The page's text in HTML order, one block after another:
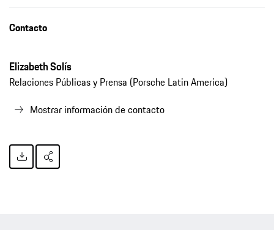
Contacto
Elizabeth Solís
Relaciones Públicas y Prensa (Porsche Latin America)
Mostrar información de contacto